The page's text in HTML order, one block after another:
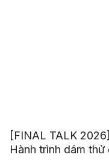
[FINAL TALK
Hành trình dám